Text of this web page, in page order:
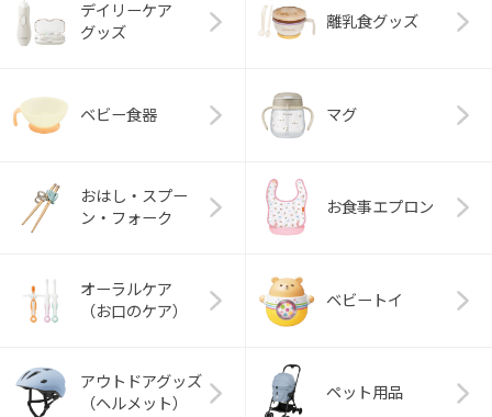
デイリーケア
グッズ
離乳食グッズ
ベビー食器 マグ
おはし・スプー
ン・フォーク
お食事エプロン
オーラルケア
（お口のケア）
ベビートイ
アウトドアグッズ
（ヘルメット）
ペット用品